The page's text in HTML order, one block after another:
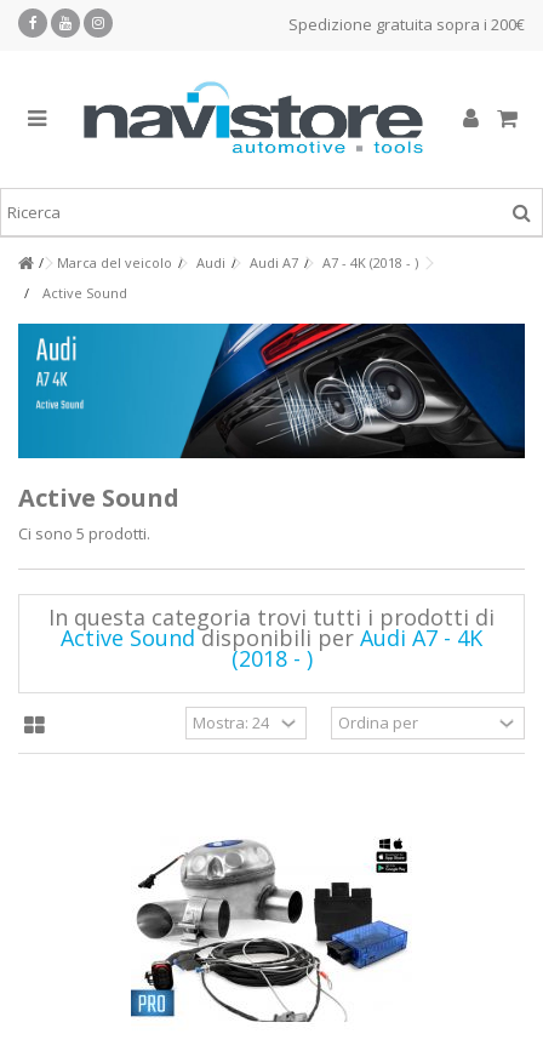
Spedizione gratuita sopra i 200€
Marca del veicolo Audi Audi A7
A7 - 4K (2018 - )
Active Sound
Active Sound
Ci sono 5 prodotti.
In questa categoria trovi tutti i prodotti di
Active Sounddisponibili per Audi A7 - 4K
(2018 - )